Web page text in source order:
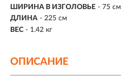
ШИРИНА В ИЗГОЛОВЬЕ - 75 см
ДЛИНА - 225 см
ВЕС - 1.42 кг
ОПИСАНИЕ